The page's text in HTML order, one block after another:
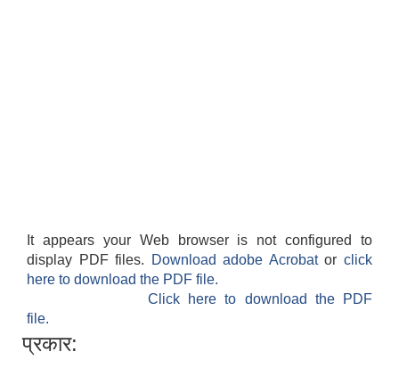
It appears your Web browser is not configured to
display PDF files.
Download adobe Acrobatorclick
here to download the PDF file.
Click here to download the PDF
file.
प्रकार: